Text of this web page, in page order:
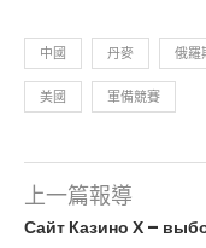
中國 丹麥 俄羅
美國 軍備競賽
上一篇報導
Сайт Казино Х –